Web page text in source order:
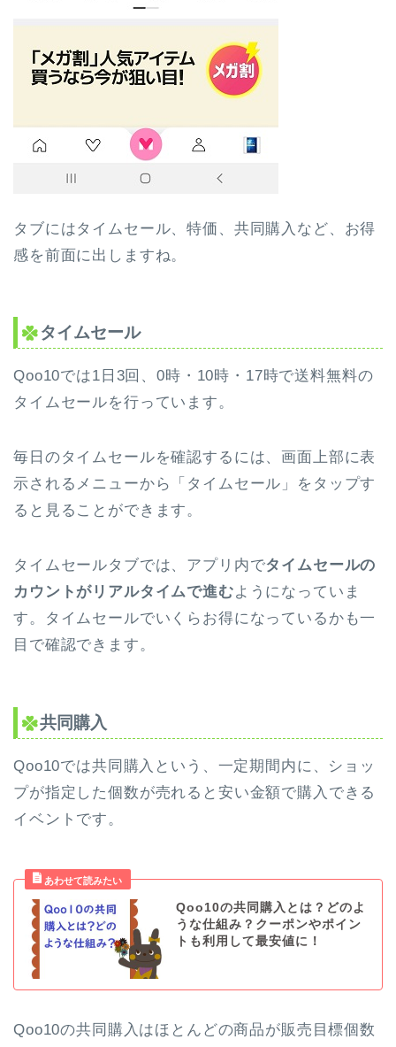
タブにはタイムセール、特価、共同購入など、お得
感を前面に出しますね。
タイムセール
Qoo10では1日3回、0時・10時・17時で送料無料の
タイムセールを行っています。
毎日のタイムセールを確認するには、画面上部に表
示されるメニューから「タイムセール」をタップす
ると見ることができます。
タイムセールタブでは、アプリ内でタイムセールの
カウントがリアルタイムで進むようになっていま
す。タイムセールでいくらお得になっているかも一
目で確認できます。
共同購入
Qoo10では共同購入という、一定期間内に、ショッ
プが指定した個数が売れると安い金額で購入できる
イベントです。
Qoo10の共同購入とは？どのよ
うな仕組み？クーポンやポイン
トも利用して最安値に！
Qoo10の共同購入はほとんどの商品が販売目標個数